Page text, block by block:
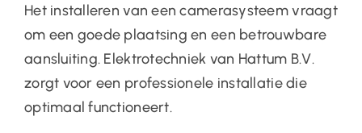
Het installeren van een camerasysteem vraagt
om een goede plaatsing en een betrouwbare
aansluiting. Elektrotechniek van Hattum B.V.
zorgt voor een professionele installatie die
optimaal functioneert.